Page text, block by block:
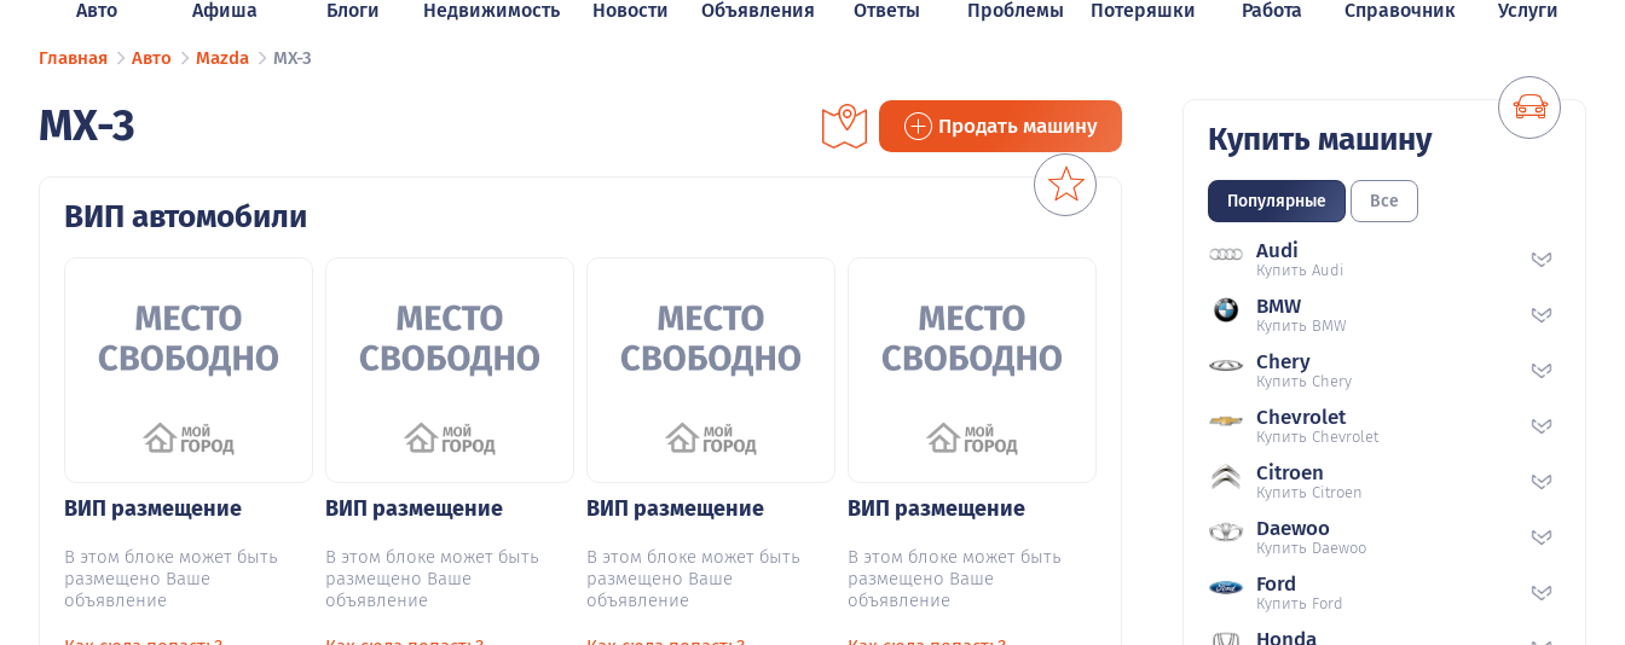
Авто Афиша Блоги Недвижимость Новости Объявления Ответы Проблемы Потеряшки Работа Справочник Услуги
Главная Авто Mazda MX-3
MX-3 Продать машину
ВИП автомобили
ВИП размещение
В этом блоке может быть
размещено Ваше
объявление
ВИП размещение
В этом блоке может быть
размещено Ваше
объявление
ВИП размещение
В этом блоке может быть
размещено Ваше
объявление
ВИП размещение
В этом блоке может быть
размещено Ваше
объявление
Купить машину
Популярные Все
Audi
Купить Audi
BMW
Купить BMW
Chery
Купить Chery
Chevrolet
Купить Chevrolet
Citroen
Купить Citroen
Daewoo
Купить Daewoo
Ford
Купить Ford
Honda